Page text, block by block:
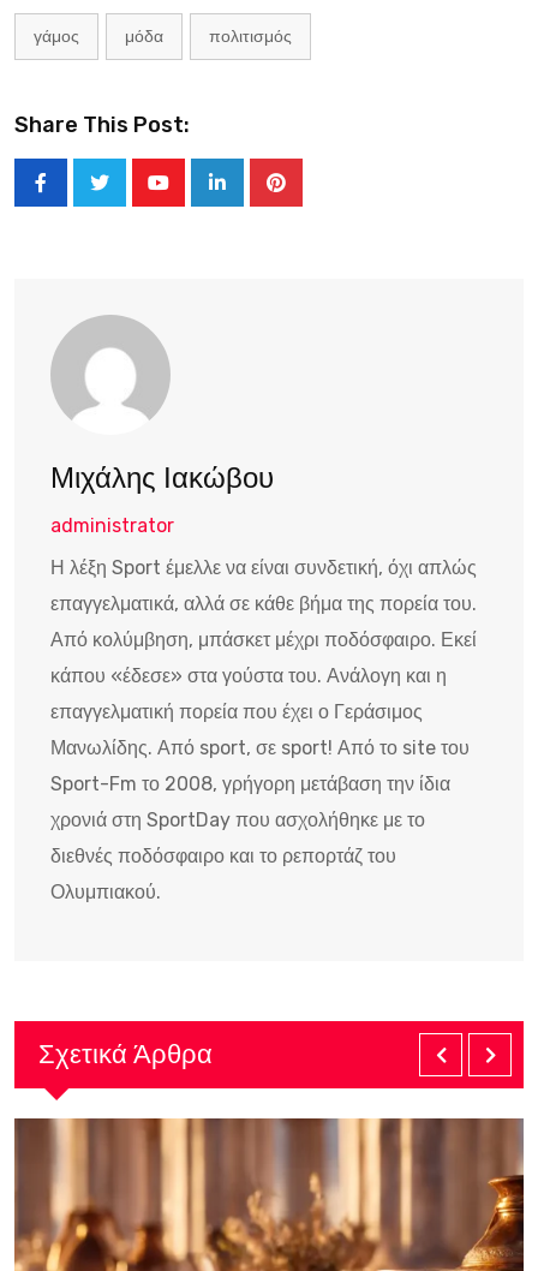
γάμος μόδα πολιτισμός
Share This Post:
LinkedInPinterest
Μιχάλης Ιακώβου
administrator
Η λέξη Sport έμελλε να είναι συνδετική, όχι απλώς
επαγγελματικά, αλλά σε κάθε βήμα της πορεία του.
Από κολύμβηση, μπάσκετ μέχρι ποδόσφαιρο. Εκεί
κάπου «έδεσε» στα γούστα του. Ανάλογη και η
επαγγελματική πορεία που έχει ο Γεράσιμος
Μανωλίδης. Από sport, σε sport! Από το site του
Sport-Fm το 2008, γρήγορη μετάβαση την ίδια
χρονιά στη SportDay που ασχολήθηκε με το
διεθνές ποδόσφαιρο και το ρεπορτάζ του
Ολυμπιακού.
Σχετικά Άρθρα